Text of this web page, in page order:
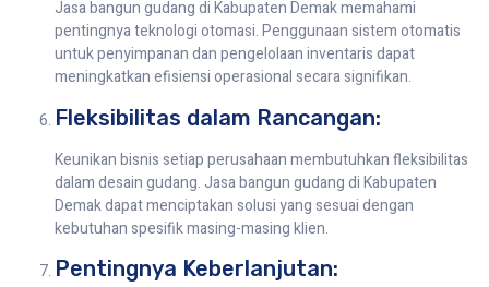
Jasa bangun gudang di Kabupaten Demak memahami
pentingnya teknologi otomasi. Penggunaan sistem otomatis
untuk penyimpanan dan pengelolaan inventaris dapat
meningkatkan efisiensi operasional secara signifikan.
Fleksibilitas dalam Rancangan:
Keunikan bisnis setiap perusahaan membutuhkan fleksibilitas
dalam desain gudang. Jasa bangun gudang di Kabupaten
Demak dapat menciptakan solusi yang sesuai dengan
kebutuhan spesifik masing-masing klien.
Pentingnya Keberlanjutan: